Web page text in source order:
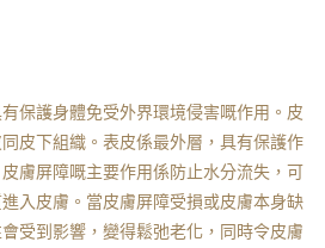
保護身體免受外界環境侵害嘅作用。皮
皮下組織。表皮係最外層，具有保護作
膚屏障嘅主要作用係防止水分流失，可
入皮膚。當皮膚屏障受損或皮膚本身缺
受到影響，變得鬆弛老化，同時令皮膚